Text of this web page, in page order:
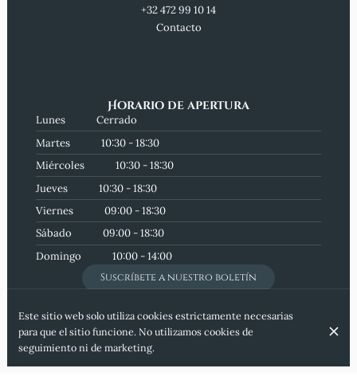
+32 472 99 10 14
Contacto
Horario de apertura
Lunes
Cerrado
Martes
10:30 - 18:30
Miércoles
10:30 - 18:30
Jueves
10:30 - 18:30
Viernes
09:00 - 18:30
Sábado
09:00 - 18:30
Domingo
10:00 - 14:00
Suscríbete a nuestro boletín
Este sitio web solo utiliza cookies estrictamente necesarias
para que el sitio funcione. No utilizamos cookies de
seguimiento ni de marketing.